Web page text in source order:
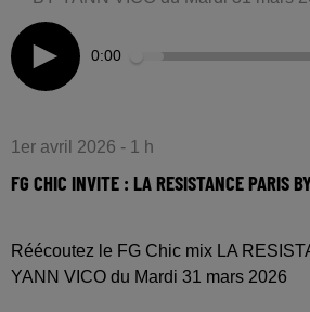
0:00
1er avril 2026 - 1 h
FG CHIC INVITE : LA RESISTANCE PARIS
Réécoutez le FG Chic mix LA
YANN VICO du Mardi 31 mars 2026